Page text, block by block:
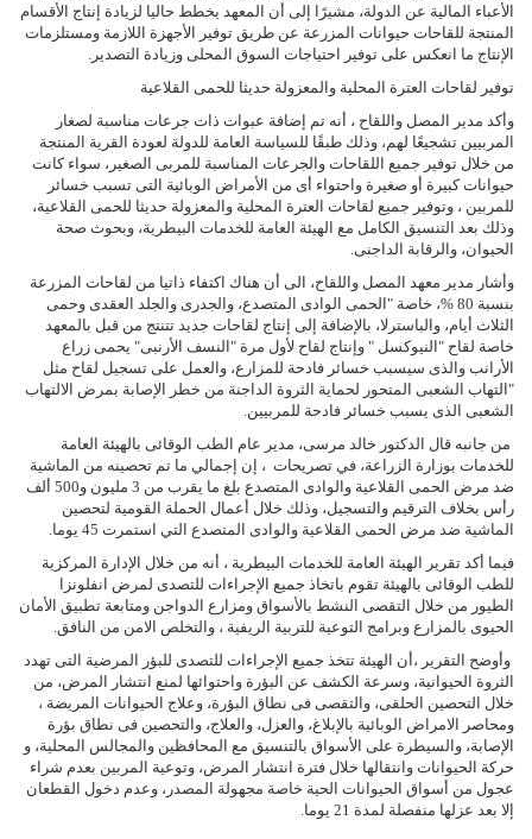
الأعباء المالية عن الدولة، مشيرًا إلى أن المعهد يخطط حاليا لزيادة إنتاج الأقسام
المنتجة للقاحات حيوانات المزرعة عن طريق توفير الأجهزة اللازمة ومستلزمات
الإنتاج ما انعكس على توفير احتياجات السوق المحلى وزيادة التصدير.
توفير لقاحات العترة المحلية والمعزولة حديثا للحمى القلاعية
وأكد مدير المصل واللقاح ، أنه تم إضافة عبوات ذات جرعات مناسبة لصغار
المربيين تشجيعًا لهم، وذلك طبقًا للسياسة العامة للدولة لعودة القرية المنتجة
من خلال توفير جميع اللقاحات والجرعات المناسبة للمربى الصغير، سواء كانت
حيوانات كبيرة أو صغيرة واحتواء أى من الأمراض الوبائية التى تسبب خسائر
للمربين ، وتوفير جميع لقاحات العترة المحلية والمعزولة حديثا للحمى القلاعية،
وذلك بعد التنسيق الكامل مع الهيئة العامة للخدمات البيطرية، وبحوث صحة
الحيوان، والرقابة الداجنى.
وأشار مدير معهد المصل واللقاح، الى أن هناك اكتفاء ذاتيا من لقاحات المزرعة
بنسبة 80 %، خاصة "الحمى الوادى المتصدع، والجدرى والجلد العقدى وحمى
الثلاث أيام، والباسترلا، بالإضافة إلى إنتاج لقاحات جديد تتنتج من قبل بالمعهد
خاصة لقاح "النيوكسل " وإنتاج لقاح لأول مرة "النسف الأرنبى" يحمى زراع
الأرانب والذى سيسبب خسائر فادحة للمزارع، والعمل على تسجيل لقاح مثل
"التهاب الشعبى المتحور لحماية الثروة الداجنة من خطر الإصابة بمرض الالتهاب
الشعبى الذى يسبب خسائر فادحة للمربيين.
من جانبه قال الدكتور خالد مرسى، مدير عام الطب الوقائى بالهيئة العامة
للخدمات بوزارة الزراعة، في تصريحات ، إن إجمالي ما تم تحصينه من الماشية
ضد مرض الحمى القلاعية والوادى المتصدع بلغ ما يقرب من 3 مليون و500 ألف
رأس بخلاف الترقيم والتسجيل، وذلك خلال أعمال الحملة القومية لتحصين
الماشية ضد مرض الحمى القلاعية والوادى المتصدع التي استمرت 45 يوما.
فيما أكد تقرير الهيئة العامة للخدمات البيطرية ، أنه من خلال الإدارة المركزية
للطب الوقائى بالهيئة تقوم باتخاذ جميع الإجراءات للتصدى لمرض انفلونزا
الطيور من خلال التقصى النشط بالأسواق ومزارع الدواجن ومتابعة تطبيق الأمان
الحيوى بالمزارع وبرامج التوعية للتربية الريفية ، والتخلص الامن من النافق.
وأوضح التقرير ،أن الهيئة تتخذ جميع الإجراءات للتصدى للبؤر المرضية التى تهدد
الثروة الحيوانية، وسرعة الكشف عن البؤرة واحتوائها لمنع انتشار المرض، من
خلال التحصين الحلقى، والتقصى فى نطاق البؤرة، وعلاج الحيوانات المريضة ،
ومحاصر الامراض الوبائية بالإبلاغ، والعزل، والعلاج، والتحصين فى نطاق بؤرة
الإصابة، والسيطرة على الأسواق بالتنسيق مع المحافظين والمجالس المحلية، و
حركة الحيوانات وانتقالها خلال فترة انتشار المرض، وتوعية المربين بعدم شراء
عجول من أسواق الحيوانات الحية خاصة مجهولة المصدر، وعدم دخول القطعان
إلا بعد عزلها منفصلة لمدة 21 يوما.